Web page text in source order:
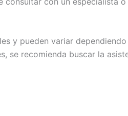
y pueden variar
se recomienda buscar la